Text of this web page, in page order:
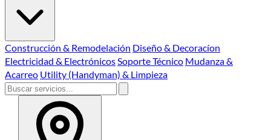
Construcción & Remodelación Diseño & Decoracíon
Electricidad & ElectrónicosSoporte Técnico Mudanza &
Acarreo Utility (Handyman) & Limpieza